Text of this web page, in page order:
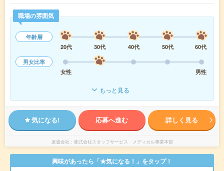
職場の雰囲気
年齢層
20代
30代 40代 50代
60代
男女比率
女性
男性
もっと見る
気になる! 応募へ進む 詳しく見る
派遣会社 株式会社スタッフサービス メディカル事業本部
興味があったら「★気になる！」をタップ！